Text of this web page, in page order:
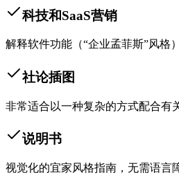
科技和SaaS营销
解释软件功能（“企业孟菲斯”风格
社论插图
非常适合以一种复杂的方式配合有
说明书
视觉化的宜家风格指南，无需语言